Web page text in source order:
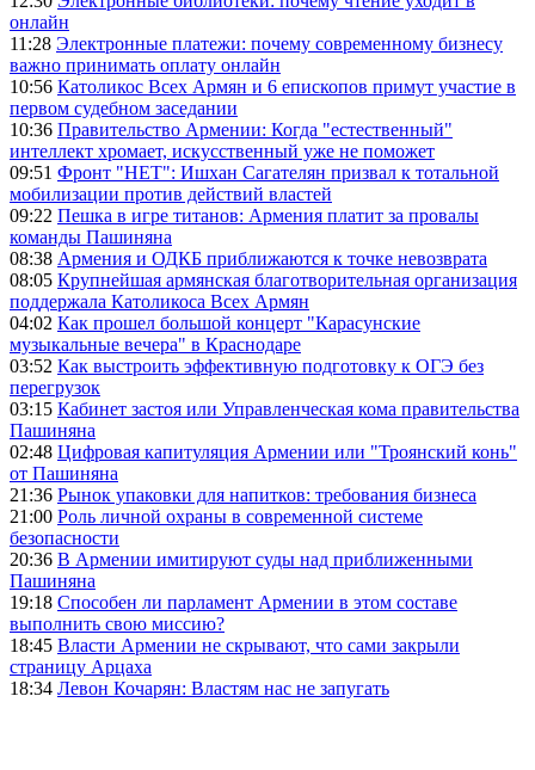
онлайн
11:28 Электронные платежи: почему современному бизнесу
важно принимать оплату онлайн
10:56 Католикос Всех Армян и 6 епископов примут участие в
первом судебном заседании
10:36 Правительство Армении: Когда "естественный"
интеллект хромает, искусственный уже не поможет
09:51 Фронт "НЕТ": Ишхан Сагателян призвал к тотальной
мобилизации против действий властей
09:22 Пешка в игре титанов: Армения платит за провалы
команды Пашиняна
08:38 Армения и ОДКБ приближаются к точке невозврата
08:05 Крупнейшая армянская благотворительная организация
поддержала Католикоса Всех Армян
04:02 Как прошел большой концерт "Карасунские
музыкальные вечера" в Краснодаре
03:52 Как выстроить эффективную подготовку к ОГЭ без
перегрузок
03:15 Кабинет застоя или Управленческая кома правительства
Пашиняна
02:48 Цифровая капитуляция Армении или "Троянский конь"
от Пашиняна
21:36 Рынок упаковки для напитков: требования бизнеса
21:00 Роль личной охраны в современной системе
безопасности
20:36 В Армении имитируют суды над приближенными
Пашиняна
19:18 Способен ли парламент Армении в этом составе
выполнить свою миссию?
18:45 Власти Армении не скрывают, что сами закрыли
страницу Арцаха
18:34 Левон Кочарян: Властям нас не запугать